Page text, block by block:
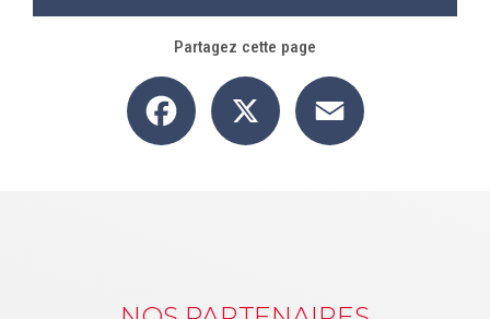
Partagez cette page
Facebook